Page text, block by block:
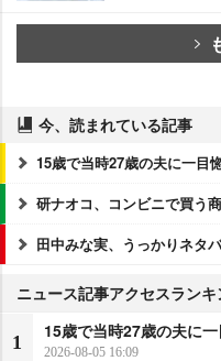
今、読まれている記事
15歳で当時27歳の夫に一目
研ナオコ、コンビニで買う
田中みな実、うっかりネタ
ニュース記事アクセスランキ
1
15歳で当時27歳の夫に
2026-08-05 16:09